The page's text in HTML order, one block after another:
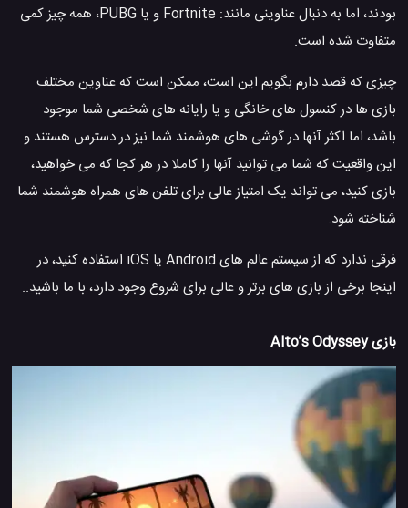
بودند، اما به دنبال عناوینی مانند: Fortnite و یا PUBG، همه چیز کمی
متفاوت شده است.
چیزی که قصد دارم بگویم این است، ممکن است که عناوین مختلف
بازی ها در کنسول های خانگی و یا رایانه های شخصی شما موجود
باشد، اما اکثر آنها در گوشی های هوشمند شما نیز در دسترس هستند و
این واقعیت که شما می توانید آنها را کاملا در هر کجا که می خواهید،
بازی کنید، می تواند یک امتیاز عالی برای تلفن های همراه هوشمند شما
شناخته شود.
فرقی ندارد که از سیستم عالم های Android یا iOS استفاده کنید، در
اینجا برخی از بازی های برتر و عالی برای شروع وجود دارد، با ما باشید..
بازی Alto’s Odyssey